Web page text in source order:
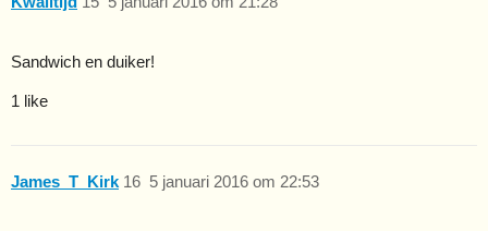
Sandwich en duiker!
1 like
James_T_Kirk 5 januari 2016 om 22:53
16